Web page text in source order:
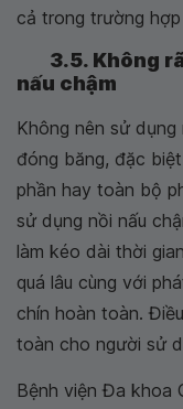
cả trong trường
3.5. Không
nấu chậm
Không nên sử
đóng băng, đặc
phần hay toàn bộ
sử dụng nồi nấu
làm kéo dài thời
quá lâu cùng với
chín hoàn toàn.
toàn cho người sử
Bệnh viện Đa khoa